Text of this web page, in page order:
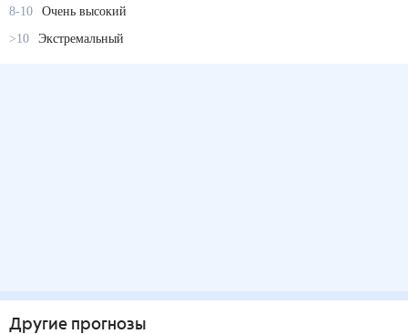
8-10
Очень высокий
>10
Экстремальный
Другие прогнозы